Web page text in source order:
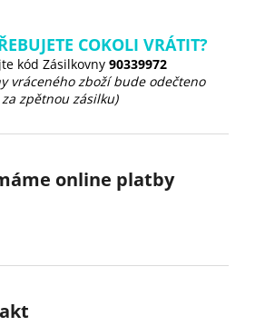
COKOLI VRÁTIT?
kód Zásilkovny 90339972
vráceného zboží bude odečteno
za zpětnou zásilku)
online platby